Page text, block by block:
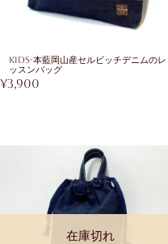
KIDS-本藍岡山産セルビッチデニムのレ
ッスンバッグ
¥3,900
在庫切れ